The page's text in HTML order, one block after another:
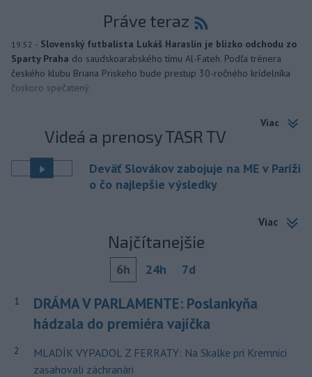
Práve teraz
19:52 - Slovenský futbalista Lukáš Haraslín je blízko odchodu zo
Sparty Praha do saudskoarabského tímu Al-Fateh. Podľa trénera
českého klubu Briana Priskeho bude prestup 30-ročného krídelníka
čoskoro spečatený.
Viac
Videá a prenosy TASR TV
Deväť Slovákov zabojuje na ME v Paríži
o čo najlepšie výsledky
Viac
Najčítanejšie
6h 24h 7d
1
DRÁMA V PARLAMENTE: Poslankyňa
hádzala do premiéra vajíčka
2
MLADÍK VYPADOL Z FERRATY: Na Skalke pri Kremnici
zasahovali záchranári